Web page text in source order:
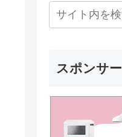
スポンサー